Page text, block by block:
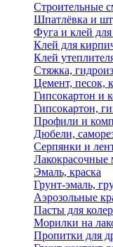
Строительные
Шпатлёвка и
Фуга и клей
Клей для
Клей
Стяжка,
Цемент, песок,
Гипсокартон и
Гипсокартон,
Профили и
Дюбели,
Серпянки и
Лакокрасочные
Эмаль, краска
Грунт-эмаль,
Аэрозольные
Пасты для
Морилки на
Пропитки для